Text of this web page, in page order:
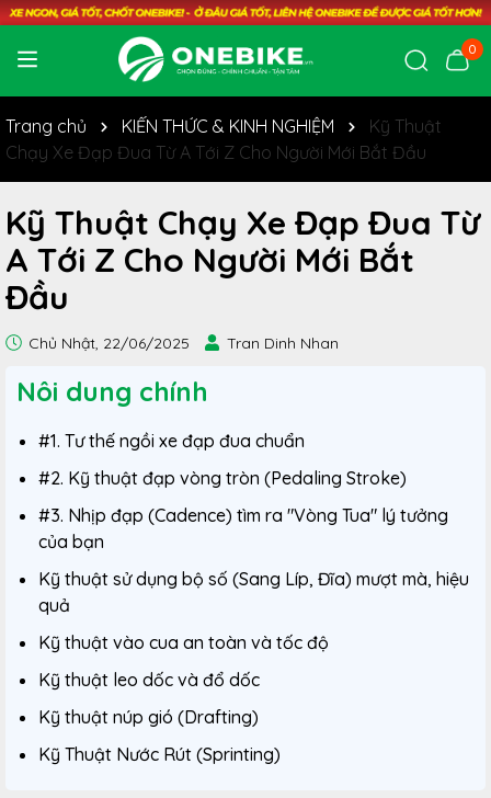
0
Trang chủ KIẾN THỨC & KINH NGHIỆM
Kỹ Thuật
Chạy Xe Đạp Đua Từ A Tới Z Cho Người Mới Bắt Đầu
Kỹ Thuật Chạy Xe Đạp Đua Từ
A Tới Z Cho Người Mới Bắt
Đầu
Chủ Nhật, 22/06/2025 Tran Dinh Nhan
Nôi dung chính
#1. Tư thế ngồi xe đạp đua chuẩn
#2. Kỹ thuật đạp vòng tròn (Pedaling Stroke)
#3. Nhịp đạp (Cadence) tìm ra "Vòng Tua" lý tưởng
của bạn
Kỹ thuật sử dụng bộ số (Sang Líp, Đĩa) mượt mà, hiệu
quả
Kỹ thuật vào cua an toàn và tốc độ
Kỹ thuật leo dốc và đổ dốc
Kỹ thuật núp gió (Drafting)
Kỹ Thuật Nước Rút (Sprinting)